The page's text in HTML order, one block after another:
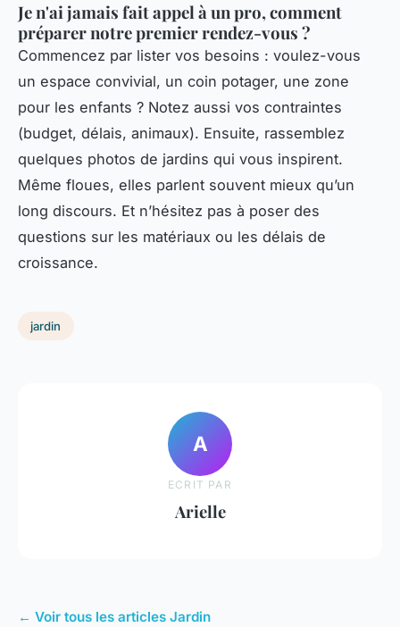
Je n'ai jamais fait appel à un pro, comment
préparer notre premier rendez-vous ?
Commencez par lister vos besoins : voulez-vous
un espace convivial, un coin potager, une zone
pour les enfants ? Notez aussi vos contraintes
(budget, délais, animaux). Ensuite, rassemblez
quelques photos de jardins qui vous inspirent.
Même floues, elles parlent souvent mieux qu’un
long discours. Et n’hésitez pas à poser des
questions sur les matériaux ou les délais de
croissance.
jardin
A
ECRIT PAR
Arielle
← Voir tous les articles Jardin